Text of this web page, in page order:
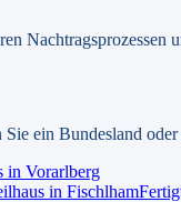
ein Bundesland
in Vorarlberg
in Fischlham